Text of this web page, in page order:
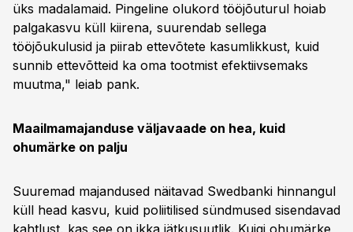
üks madalamaid. Pingeline olukord tööjõuturul hoiab
palgakasvu küll kiirena, suurendab sellega
tööjõukulusid ja piirab ettevõtete kasumlikkust, kuid
sunnib ettevõtteid ka oma tootmist efektiivsemaks
muutma," leiab pank.
Maailmamajanduse väljavaade on hea, kuid
ohumärke on palju
Suuremad majandused näitavad Swedbanki hinnangul
küll head kasvu, kuid poliitilised sündmused sisendavad
kahtlust, kas see on ikka jätkusuutlik. Kuigi ohumärke